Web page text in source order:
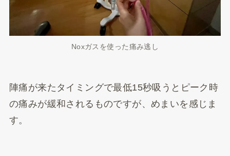
Noxガスを使った痛み逃し
陣痛が来たタイミングで最低15秒吸うとピーク時
の痛みが緩和されるものですが、めまいを感じま
す。